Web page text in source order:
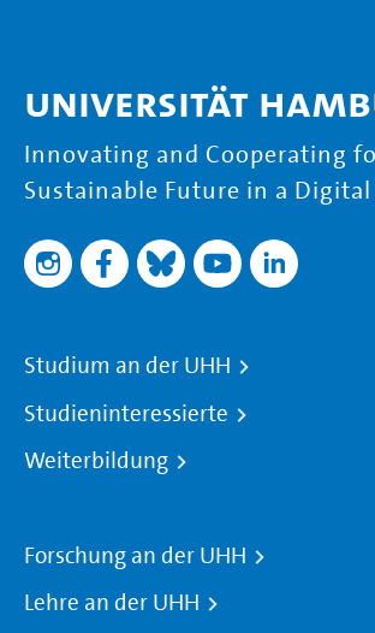
Universität
Innovating and Cooperating
Sustainable Future in a Digital
Studium an der UHH
Studieninteressierte
Weiterbildung
Forschung an der UHH
Lehre an der UHH